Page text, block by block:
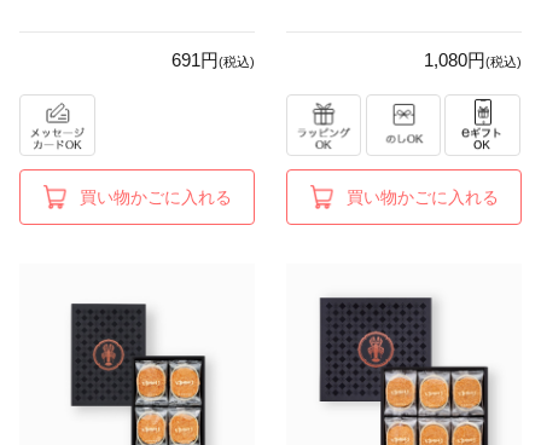
691円(税込)
買い物かごに入れる
1,080円(税込)
買い物かごに入れる